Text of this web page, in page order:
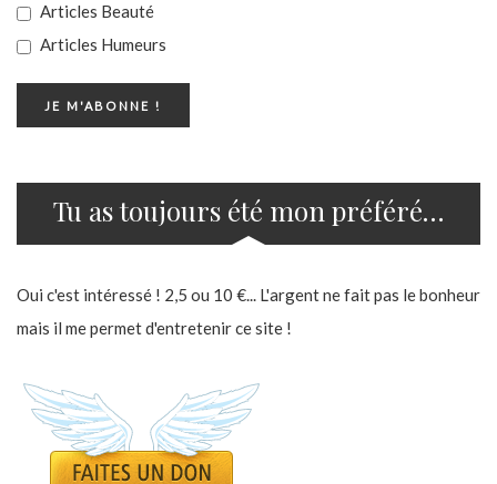
Articles Beauté
Articles Humeurs
Tu as toujours été mon préféré…
Oui c'est intéressé ! 2,5 ou 10 €... L'argent ne fait pas le bonheur
mais il me permet d'entretenir ce site !